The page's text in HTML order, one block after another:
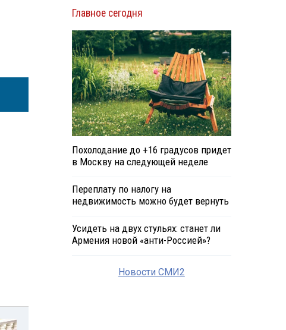
Главное сегодня
Похолодание до +16 градусов придет
в Москву на следующей неделе
Переплату по налогу на
недвижимость можно будет вернуть
Усидеть на двух стульях: станет ли
Армения новой «анти-Россией»?
Новости СМИ2